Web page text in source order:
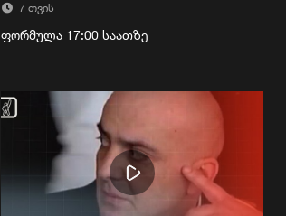
7 თვის
ფორმულა 17:00 საათზე